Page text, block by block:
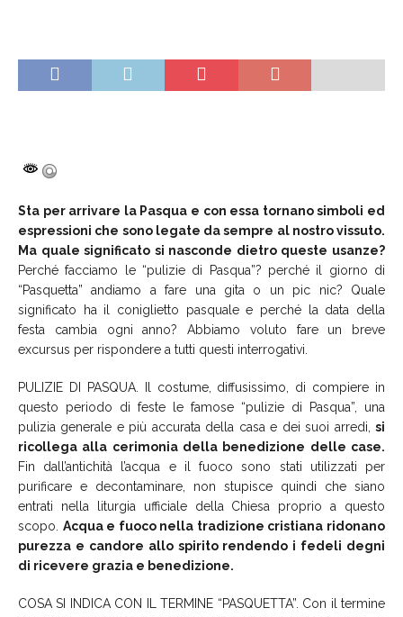
Sta per arrivare la Pasqua e con essa tornano simboli ed
espressioni che sono legate da sempre al nostro vissuto.
Ma quale significato si nasconde dietro queste usanze?
Perché facciamo le “pulizie di Pasqua”? perché il giorno di
“Pasquetta” andiamo a fare una gita o un pic nic? Quale
significato ha il coniglietto pasquale e perché la data della
festa cambia ogni anno? Abbiamo voluto fare un breve
excursus per rispondere a tutti questi interrogativi.
PULIZIE DI PASQUA. Il costume, diffusissimo, di compiere in
questo periodo di feste le famose “pulizie di Pasqua”, una
pulizia generale e più accurata della casa e dei suoi arredi, si
ricollega alla cerimonia della benedizione delle case.
Fin dall’antichità l’acqua e il fuoco sono stati utilizzati per
purificare e decontaminare, non stupisce quindi che siano
entrati nella liturgia ufficiale della Chiesa proprio a questo
scopo. Acqua e fuoco nella tradizione cristiana ridonano
purezza e candore allo spirito rendendo i fedeli degni
di ricevere grazia e benedizione.
COSA SI INDICA CON IL TERMINE “PASQUETTA”. Con il termine